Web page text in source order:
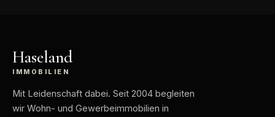
Haseland
IMMOBILIEN
Mit Leidenschaft dabei. Seit 2004 begleiten
wir Wohn- und Gewerbeimmobilien in